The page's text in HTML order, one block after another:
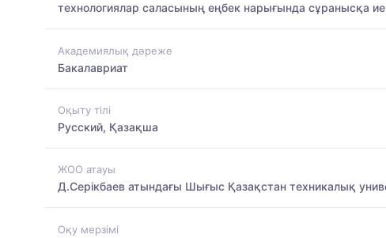
технологиялар саласының еңбек нарығында сұранысқа
Академиялық дәреже
Бакалавриат
Оқыту тілі
Русский, Қазақша
ЖОО атауы
Д.Серікбаев атындағы Шығыс Қазақстан техникалық
Оқу мерзімі